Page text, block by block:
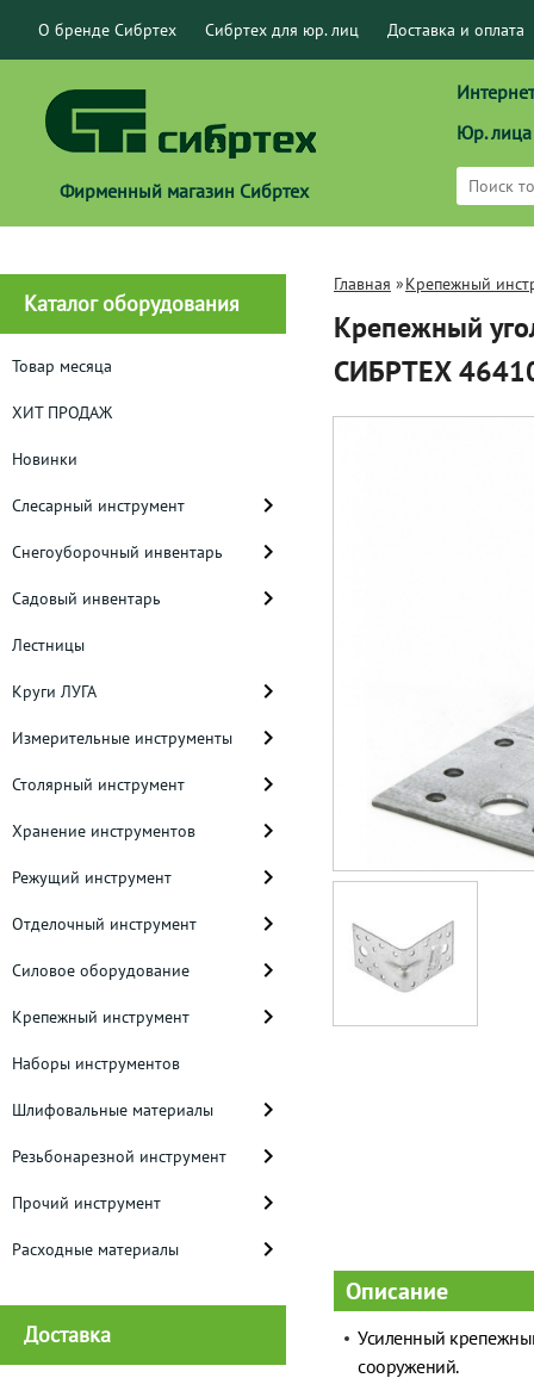
О бренде Сибртех Сибртех для юр. лиц Доставка и оплата
Фирменный магазин Сибртех
Юр. лица
Каталог оборудования
Товар месяца
ХИТ ПРОДАЖ
Новинки
Слесарный инструмент
Снегоуборочный инвентарь
Садовый инвентарь
Лестницы
Круги ЛУГА
Измерительные инструменты
Столярный инструмент
Хранение инструментов
Режущий инструмент
Отделочный инструмент
Силовое оборудование
Крепежный инструмент
Наборы инструментов
Шлифовальные материалы
Резьбонарезной инструмент
Прочий инструмент
Расходные материалы
Доставка
Главная »Крепежный
Крепежный
СИБРТЕХ
Описание
Усиленный
сооружений.